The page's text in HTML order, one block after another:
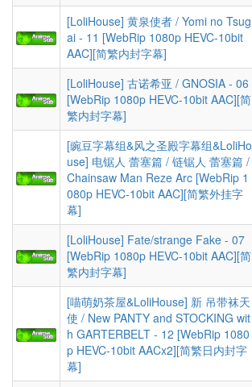
[LoliHouse] 黄泉使者 / Yomi no Tsug
ai - 11 [WebRip 1080p HEVC-10bit
AAC][简繁内封字幕]
[LoliHouse] 古诺希亚 / GNOSIA - 06
[WebRip 1080p HEVC-10bit AAC][简
繁内封字幕]
[豌豆字幕组&风之圣殿字幕组&LoliHo
use] 电锯人 蕾塞篇 / 链锯人 蕾塞篇 /
Chainsaw Man Reze Arc [WebRip 1
080p HEVC-10bit AAC][简繁外挂字
幕]
[LoliHouse] Fate/strange Fake - 07
[WebRip 1080p HEVC-10bit AAC][简
繁内封字幕]
[喵萌奶茶屋&LoliHouse] 新 吊带袜天
使 / New PANTY and STOCKING wit
h GARTERBELT - 12 [WebRip 1080
p HEVC-10bit AACx2][简繁日内封字
幕]